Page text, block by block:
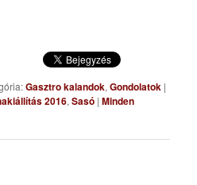
Gasztro kalandok,Gondolatok |
2016,Sasó |Minden